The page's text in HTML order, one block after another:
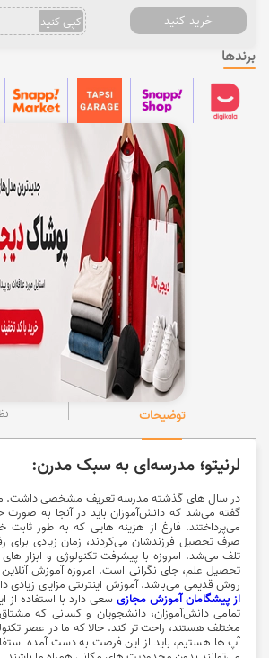
خرید کنید کپی کنید
برندها
توضیحات
لرنیتو؛ مدرسه‌ای به سبک مدرن:
در سال های گذشته مدرسه تعریف مشخصی داشت.
گفته می‌شد که دانش‌آموزان باید در آنجا به
می‌پرداختند. فارغ از هزینه هایی که به طور ثابت
صرف تحصیل فرزندشان می‌کردند، زمان زیادی برای
تلف می‌شد. امروزه با پیشرفت تکنولوژی و ابزار های
تحصیل علم، جای نگرانی است. امروزه آموزش آنلاین
روش قدیمی می‌باشد. آموزش اینترنتی مزایای زیادی
از پیشگامان آموزش مجازی سعی دارد با استفاده از
تمامی دانش‌آموزان، دانشجویان و کسانی که
مختلف هستند، راحت تر کند. حالا که ما در عصر
آپ ها هستیم، باید از این فرصت به دست آمده